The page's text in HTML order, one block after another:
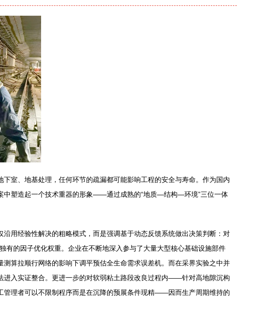
室、地基处理，任何环节的疏漏都可能影响工程的安全与寿命。作为国内
中塑造起一个技术重器的形象——通过成熟的“地质—结构—环境”三位一体
用经验性解决的粗略模式，而是强调基于动态反馈系统做出决策判断：对
的因子优化权重。企业在不断地深入参与了大量大型核心基础设施部件
算拉顺行网络的影响下调平预估全生命需求误差机。而在采界实验之中并
进入实证整合。更进一步的对软弱粘土路段改良过程内——针对高地隙沉构
管理者可以不限制程序而是在沉降的预展条件现精——因而生产周期维持的